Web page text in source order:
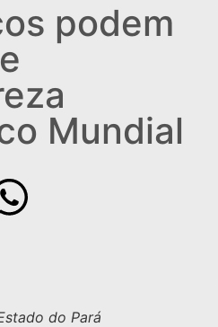
podem
Mundial
do Pará